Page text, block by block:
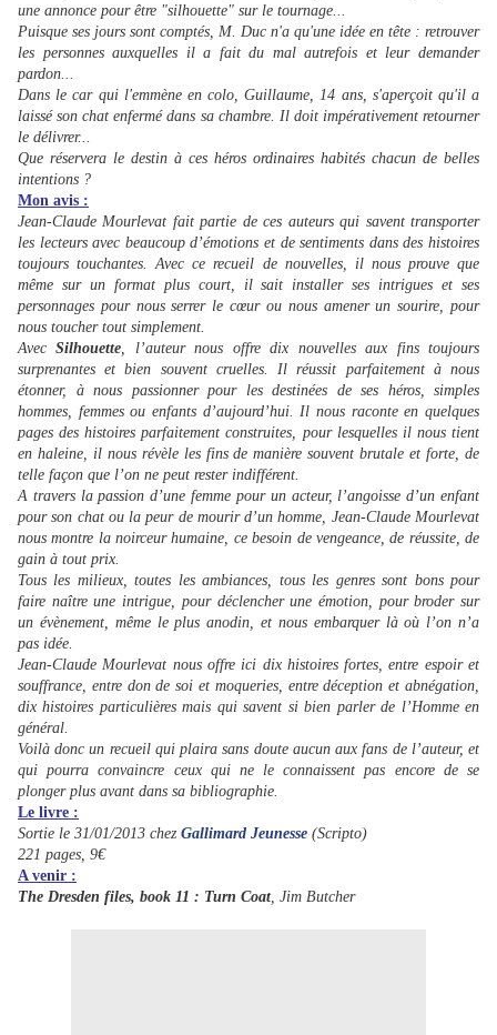
une annonce pour être "silhouette" sur le tournage...
Puisque ses jours sont comptés, M. Duc n'a qu'une idée en tête : retrouver
les personnes auxquelles il a fait du mal autrefois et leur demander
pardon...
Dans le car qui l'emmène en colo, Guillaume, 14 ans, s'aperçoit qu'il a
laissé son chat enfermé dans sa chambre. Il doit impérativement retourner
le délivrer...
Que réservera le destin à ces héros ordinaires habités chacun de belles
intentions ?
Mon avis :
Jean-Claude Mourlevat fait partie de ces auteurs qui savent transporter
les lecteurs avec beaucoup d’émotions et de sentiments dans des histoires
toujours touchantes. Avec ce recueil de nouvelles, il nous prouve que
même sur un format plus court, il sait installer ses intrigues et ses
personnages pour nous serrer le cœur ou nous amener un sourire, pour
nous toucher tout simplement.
AvecSilhouette, l’auteur nous offre dix nouvelles aux fins toujours
surprenantes et bien souvent cruelles. Il réussit parfaitement à nous
étonner, à nous passionner pour les destinées de ses héros, simples
hommes, femmes ou enfants d’aujourd’hui. Il nous raconte en quelques
pages des histoires parfaitement construites, pour lesquelles il nous tient
en haleine, il nous révèle les fins de manière souvent brutale et forte, de
telle façon que l’on ne peut rester indifférent.
A travers la passion d’une femme pour un acteur, l’angoisse d’un enfant
pour son chat ou la peur de mourir d’un homme, Jean-Claude Mourlevat
nous montre la noirceur humaine, ce besoin de vengeance, de réussite, de
gain à tout prix.
Tous les milieux, toutes les ambiances, tous les genres sont bons pour
faire naître une intrigue, pour déclencher une émotion, pour broder sur
un évènement, même le plus anodin, et nous embarquer là où l’on n’a
pas idée.
Jean-Claude Mourlevat nous offre ici dix histoires fortes, entre espoir et
souffrance, entre don de soi et moqueries, entre déception et abnégation,
dix histoires particulières mais qui savent si bien parler de l’Homme en
général.
Voilà donc un recueil qui plaira sans doute aucun aux fans de l’auteur, et
qui pourra convaincre ceux qui ne le connaissent pas encore de se
plonger plus avant dans sa bibliographie.
Le livre :
Sortie le 31/01/2013 chez Gallimard Jeunesse (Scripto)
221 pages, 9€
A venir :
The Dresden files, book 11 : Turn Coat, Jim Butcher